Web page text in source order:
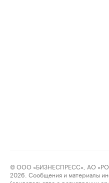
© ООО «БИЗНЕСПРЕСС», АО
2026. Сообщения и материалы